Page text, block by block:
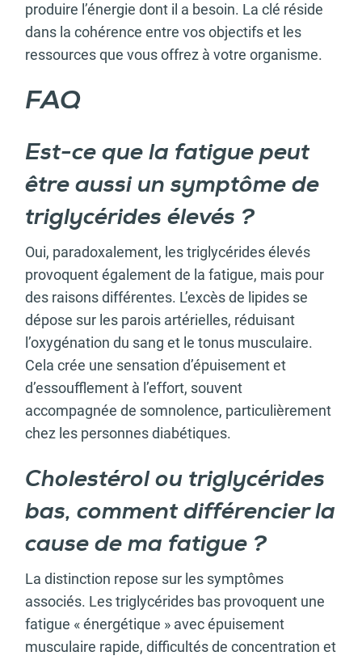
produire l’énergie dont il a besoin. La clé réside
dans la cohérence entre vos objectifs et les
ressources que vous offrez à votre organisme.
FAQ
Est-ce que la fatigue peut
être aussi un symptôme de
triglycérides élevés ?
Oui, paradoxalement, les triglycérides élevés
provoquent également de la fatigue, mais pour
des raisons différentes. L’excès de lipides se
dépose sur les parois artérielles, réduisant
l’oxygénation du sang et le tonus musculaire.
Cela crée une sensation d’épuisement et
d’essoufflement à l’effort, souvent
accompagnée de somnolence, particulièrement
chez les personnes diabétiques.
Cholestérol ou triglycérides
bas, comment différencier la
cause de ma fatigue ?
La distinction repose sur les symptômes
associés. Les triglycérides bas provoquent une
fatigue « énergétique » avec épuisement
musculaire rapide, difficultés de concentration et